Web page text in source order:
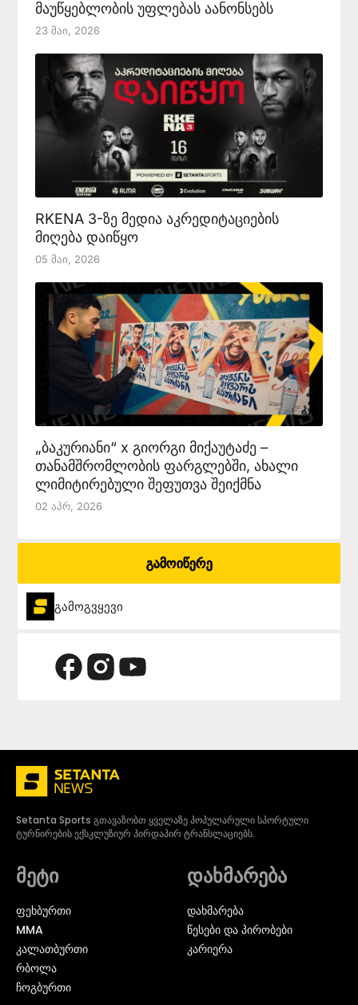
მაუწყებლობის უფლებას აანონსებს
23 Მაი, 2026
RKENA 3-ზე მედია აკრედიტაციების
მიღება დაიწყო
05 Მაი, 2026
„ბაკურიანი“ x გიორგი მიქაუტაძე –
თანამშრომლობის ფარგლებში, ახალი
ლიმიტირებული შეფუთვა შეიქმნა
02 Აპრ, 2026
გამოიწერე
გამოგვყევი
Setanta Sports გთავაზობთ ყველაზე პოპულარული სპორტული
ტურნირების ექსკლუზიურ პირდაპირ ტრანსლაციებს.
მეტი
ᲤᲔᲮᲑᲣᲠᲗᲘ
MMA
ᲙᲐᲚᲐᲗᲑᲣᲠᲗᲘ
ᲠᲑᲝᲚᲐ
ᲩᲝᲒᲑᲣᲠᲗᲘ
დახმარება
დახმარება
წესები და პირობები
კარიერა